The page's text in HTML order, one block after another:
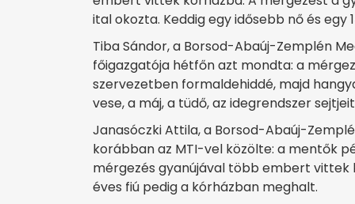
ital okozta. Keddig egy idősebb nő és
Tiba Sándor, a Borsod-Abaúj-Zemplén
főigazgatója hétfőn azt mondta: a
szervezetben formaldehiddé, majd
vese, a máj, a tüdő, az idegrendszer
Janasóczki Attila, a Borsod-Abaúj-
korábban az MTI-vel közölte: a mentők
mérgezés gyanújával több embert vittek
éves fiú pedig a kórházban meghalt.